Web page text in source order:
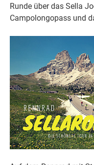
Runde über das Sella
Campolongopass und